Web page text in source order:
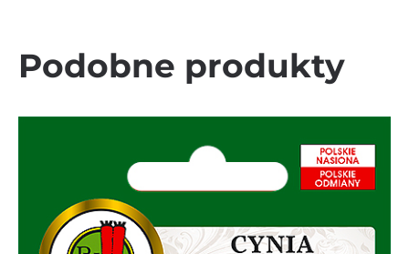
Podobne produkty